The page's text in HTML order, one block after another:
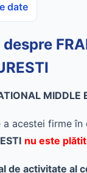
date
acestei firme
nu este
activitate al